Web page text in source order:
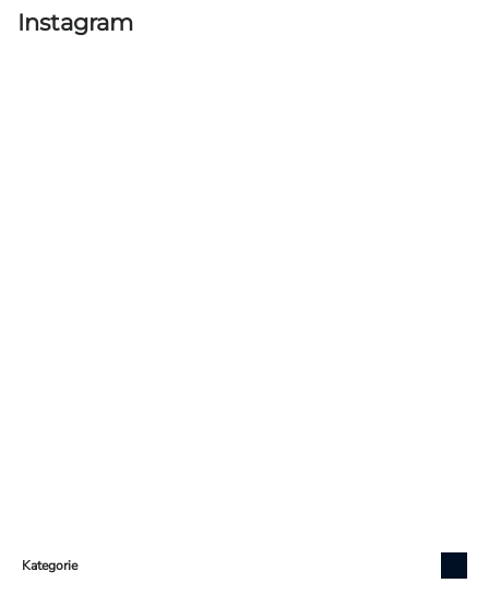
Instagram
Kategorie